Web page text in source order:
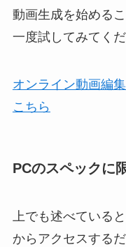
動画生成を始める
一度試してみてくだ
オンライン動画編
こちら
PCのスペックに
上でも述べている
からアクセスする